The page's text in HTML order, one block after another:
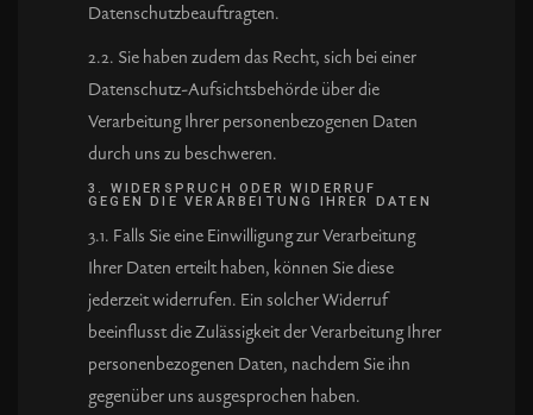
Datenschutzbeauftragten.
2.2. Sie haben zudem das Recht, sich bei einer
Datenschutz-Aufsichtsbehörde über die
Verarbeitung Ihrer personenbezogenen Daten
durch uns zu beschweren.
3. WIDERSPRUCH ODER WIDERRUF
GEGEN DIE VERARBEITUNG IHRER DATEN
3.1. Falls Sie eine Einwilligung zur Verarbeitung
Ihrer Daten erteilt haben, können Sie diese
jederzeit widerrufen. Ein solcher Widerruf
beeinflusst die Zulässigkeit der Verarbeitung Ihrer
personenbezogenen Daten, nachdem Sie ihn
gegenüber uns ausgesprochen haben.